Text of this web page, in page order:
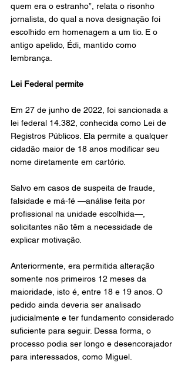
quem era o estranho”, relata o risonho
jornalista, do qual a nova designação foi
escolhido em homenagem a um tio. E o
antigo apelido, Édi, mantido como
lembrança.
Lei Federal permite
Em 27 de junho de 2022, foi sancionada a
lei federal 14.382, conhecida como Lei de
Registros Públicos. Ela permite a qualquer
cidadão maior de 18 anos modificar seu
nome diretamente em cartório.
Salvo em casos de suspeita de fraude,
falsidade e má-fé —análise feita por
profissional na unidade escolhida—,
solicitantes não têm a necessidade de
explicar motivação.
Anteriormente, era permitida alteração
somente nos primeiros 12 meses da
maioridade, isto é, entre 18 e 19 anos. O
pedido ainda deveria ser analisado
judicialmente e ter fundamento considerado
suficiente para seguir. Dessa forma, o
processo podia ser longo e desencorajador
para interessados, como Miguel.